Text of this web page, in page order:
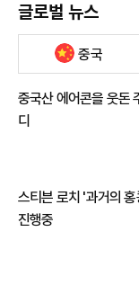
글로벌 뉴스
중국
중국산 에어콘을 웃돈
디
스티븐 로치 '과거의
진행중